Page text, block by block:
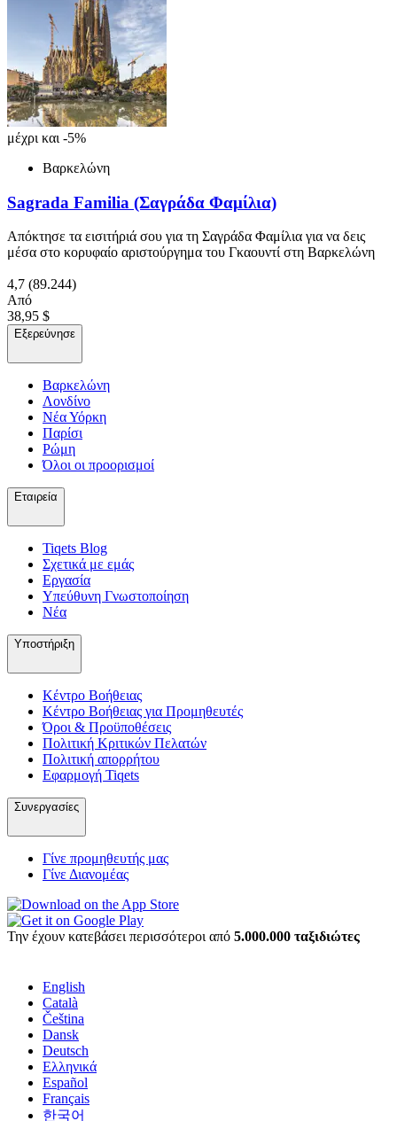
μέχρι και -5%
Βαρκελώνη
Sagrada Familia (Σαγράδα Φαμίλια)
Απόκτησε τα εισιτήριά σου για τη Σαγράδα Φαμίλια για να δεις
μέσα στο κορυφαίο αριστούργημα του Γκαουντί στη Βαρκελώνη
4,7 (89.244)
Από
38,95 $
Εξερεύνησε
Βαρκελώνη
Λονδίνο
Νέα Υόρκη
Παρίσι
Ρώμη
Όλοι οι προορισμοί
Εταιρεία
Tiqets Βlog
Σχετικά με εμάς
Εργασία
Υπεύθυνη Γνωστοποίηση
Νέα
Υποστήριξη
Κέντρο Βοήθειας
Κέντρο Βοήθειας για Προμηθευτές
Όροι & Προϋποθέσεις
Πολιτική Κριτικών Πελατών
Πολιτική απορρήτου
Εφαρμογή Tiqets
Συνεργασίες
Γίνε προμηθευτής μας
Γίνε Διανομέας
Την έχουν κατεβάσει περισσότεροι από 5.000.000 ταξιδιώτες
English
Català
Čeština
Dansk
Deutsch
Ελληνικά
Español
Français
한국어